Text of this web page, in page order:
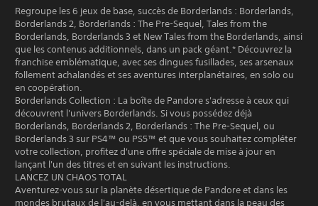
Regroupe les 6 jeux de base, succès de Borderlands : Borderlands,
Borderlands 2, Borderlands : The Pre-Sequel, Tales from the
Borderlands, Borderlands 3 et New Tales from the Borderlands, ainsi
que les contenus additionnels, dans un pack géant.* Découvrez la
franchise emblématique, avec ses dingues fusillades, ses arsenaux
follement achalandés et ses aventures interplanétaires, en solo ou
en coopération.
Borderlands Collection : La boîte de Pandore s'adresse à ceux qui
découvrent l'univers Borderlands. Si vous possédez déjà
Borderlands, Borderlands 2, Borderlands : The Pre-Sequel, ou
Borderlands 3 sur PS4™ ou PS5™ et que vous souhaitez compléter
votre collection, profitez d'une offre spéciale de mise à jour en
lançant l'un des titres et en suivant les instructions.
LANCEZ UN CHAOS TOTAL
Aventurez-vous sur la planète désertique de Pandore et dans les
mondes brutaux de l'au-delà, en vous mettant dans la peau des